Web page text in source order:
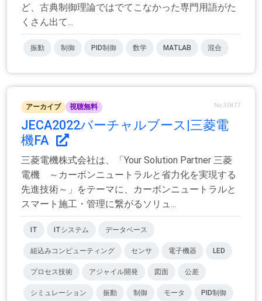
ど、古典制御理論ではでてこなかった専門用語がた
くさん出て...
振動 制御 PID制御 数学 MATLAB 混合
アーカイブ 視聴無料 No.30477
JECA2022バーチャルブース|三菱電
機FA
三菱電機株式会社は、「Your Solution Partner 三菱
電機 ～カーボンニュートラルと省力化を実現する
先進技術～」をテーマに、カーボンニュートラルと
スマート施工・管理に繋がるソリュ...
IT ITシステム データベース
組込みコンピューティング センサ 電子機器 LED
プロセス技術 アジャイル開発 図面 公差
シミュレーション 振動 制御 モータ PID制御